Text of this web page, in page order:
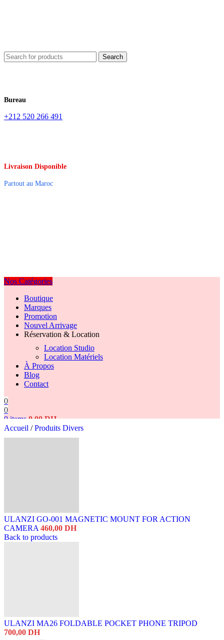
Search
Bureau
+212 520 266 491
Livraison Disponible
Partout au Maroc
Nos Catégories
Boutique
Marques
Promotion
Nouvel Arrivage
Réservation & Location
Location Studio
Location Matériels
À Propos
Blog
Contact
0
0
0items 0,00DH
Accueil / Produits Divers
ULANZI GO-001 MAGNETIC MOUNT FOR ACTION
CAMERA 460,00 DH
Back to products
ULANZI MA26 FOLDABLE POCKET PHONE TRIPOD
700,00 DH